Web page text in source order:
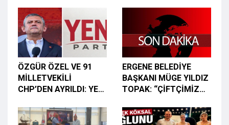
ÖZGÜR ÖZEL VE 91
MİLLETVEKİLİ
CHP’DEN AYRILDI: YENİ
ERGENE BELEDİYE
BAŞKANI MÜGE YILDIZ
TOPAK: “ÇİFTÇİMİZ
GÜÇLÜDÜR”